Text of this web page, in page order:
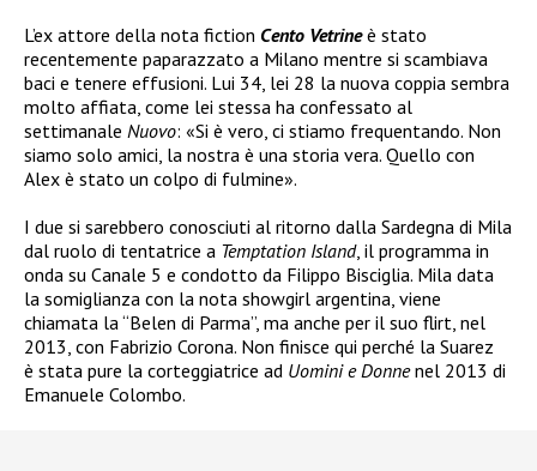
L’ex attore della nota fiction Cento Vetrineè stato
recentemente paparazzato a Milano mentre si scambiava
baci e tenere effusioni. Lui 34, lei 28 la nuova coppia sembra
molto affiata, come lei stessa ha confessato al
settimanale Nuovo: «Si è vero, ci stiamo frequentando. Non
siamo solo amici, la nostra è una storia vera. Quello con
Alex è stato un colpo di fulmine».
I due si sarebbero conosciuti al ritorno dalla Sardegna di Mila
dal ruolo di tentatrice a Temptation Island, il programma in
onda su Canale 5 e condotto da Filippo Bisciglia. Mila data
la somiglianza con la nota showgirl argentina, viene
chiamata la “Belen di Parma”, ma anche per il suo flirt, nel
2013, con Fabrizio Corona. Non finisce qui perché la Suarez
è stata pure la corteggiatrice ad Uomini e Donnenel 2013 di
Emanuele Colombo.